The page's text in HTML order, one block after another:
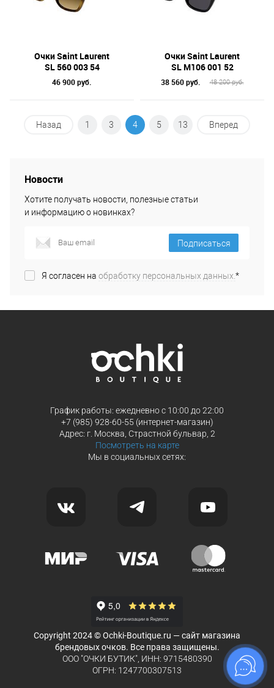
Очки Saint Laurent
SL 560 003 54
46 900 руб.
Очки Saint Laurent
SL M106 001 52
38 560 руб. 48 200 руб.
Назад 1 3 4 5 13 Вперед
Новости
Хотите получать новости, полезные статьи
и информацию о новинках?
Подписаться
Я согласен на обработку персональных данных.*
График работы: ежедневно с 10:00 до 22:00
+7 (985) 928-60-55 (интернет-магазин)
Адрес: г. Москва, Страстной бульвар, 2
Посмотреть на карте
Мы в социальных сетях:
Copyright 2024 © Ochki-Boutique.ru — сайт магазина
брендовых очков. Все права защищены.
ООО "ОЧКИ БУТИК", ИНН: 9715480390
ОГРН: 1247700307513